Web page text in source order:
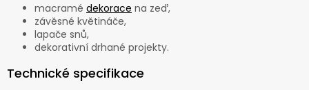
macramé dekorace na zeď,
závěsné květináče,
lapače snů,
dekorativní drhané projekty.
Technické specifikace